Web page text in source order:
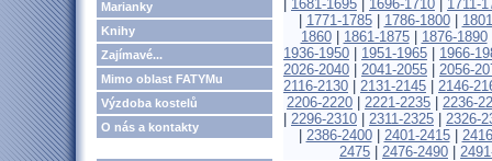
Marianky
Knihy
Zajímavé...
Mimo oblast FATYMu
Výzdoba kostelů
O nás a kontakty
1681-1695 1696-1710
1711-
1771-1785| 1786-1800|
1860| 1861-1875| 1876-1890
1936-1950
1951-1965
1966-
2026-2040
2041-2055
2056-
2116-2130
2131-2145
2146-
2206-2220
2221-2235
2236-
2296-2310 2311-2325
2326-
2386-2400| 2401-2415|
2475
2476-2490